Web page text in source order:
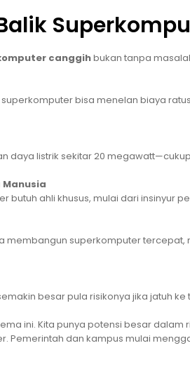
canggihbukan tanpa
bisa menelan biaya
daya listrik sekitar 20
butuh ahli khusus, mulai dari insinyur
superkomputer
besar pula risikonya jika jatuh ke
ini. Kita punya potensi besar dalam
Pemerintah dan kampus mulai